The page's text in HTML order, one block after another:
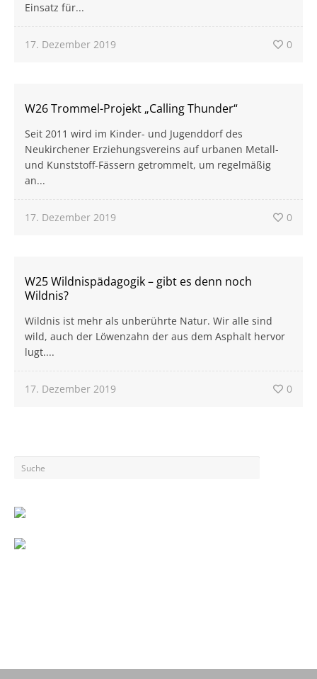
Einsatz für...
17. Dezember 2019 0
W26 Trommel-Projekt „Calling Thunder“
Seit 2011 wird im Kinder- und Jugenddorf des
Neukirchener Erziehungsvereins auf urbanen Metall-
und Kunststoff-Fässern getrommelt, um regelmäßig
an...
17. Dezember 2019 0
W25 Wildnispädagogik – gibt es denn noch
Wildnis?
Wildnis ist mehr als unberührte Natur. Wir alle sind
wild, auch der Löwenzahn der aus dem Asphalt hervor
lugt....
17. Dezember 2019 0